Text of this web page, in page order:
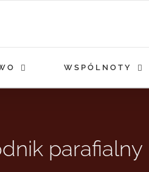
WSPÓLNOTY
parafialny